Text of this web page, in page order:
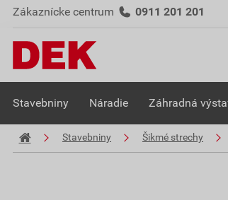
Zákaznícke centrum 0911 201 201
Stavebniny Náradie Záhradná
Stavebniny Šikmé strechy